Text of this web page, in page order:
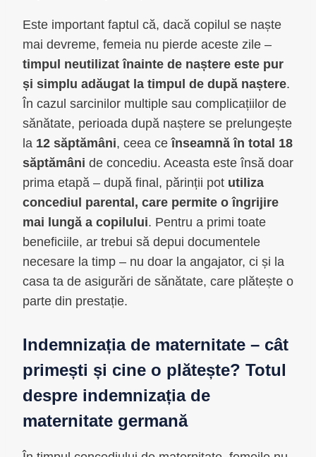
Este important faptul că, dacă copilul se naște
mai devreme, femeia nu pierde aceste zile –
timpul neutilizat înainte de naștere este pur
și simplu adăugat la timpul de după naștere.
În cazul sarcinilor multiple sau complicațiilor de
sănătate, perioada după naștere se prelungește
la 12 săptămâni, ceea ceînseamnă în total 18
săptămâni de concediu. Aceasta este însă doar
prima etapă – după final, părinții pot utiliza
concediul parental, care permite o îngrijire
mai lungă a copilului. Pentru a primi toate
beneficiile, ar trebui să depui documentele
necesare la timp – nu doar la angajator, ci și la
casa ta de asigurări de sănătate, care plătește o
parte din prestație.
Indemnizația de maternitate – cât
primești și cine o plătește? Totul
despre indemnizația de
maternitate germană